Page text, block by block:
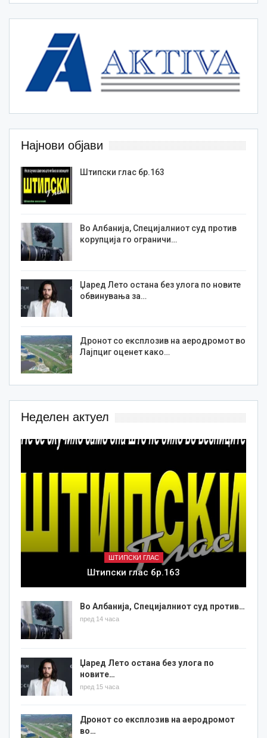
Најнови објави
Штипски глас бр.163
Во Албанија, Специјалниот суд против
корупција го ограничи…
Џаред Лето остана без улога по новите
обвинувања за…
Дронот со експлозив на аеродромот во
Лајпциг оценет како…
Неделен актуел
ШТИПСКИ ГЛАС
Штипски глас бр.163
Во Албанија, Специјалниот суд против…
пред 14 часа
Џаред Лето остана без улога по
новите…
пред 15 часа
Дронот со експлозив на аеродромот
во…